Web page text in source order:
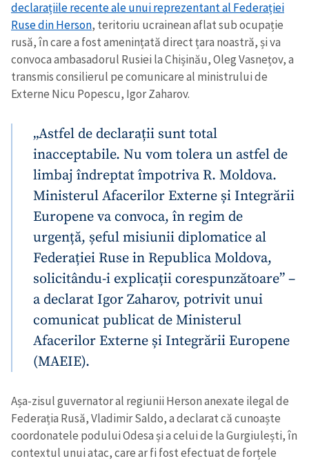
declarațiile recente ale unui reprezentant al Federației
Ruse din Herson, teritoriu ucrainean aflat sub ocupație
rusă, în care a fost amenințată direct țara noastră, și va
convoca ambasadorul Rusiei la Chișinău, Oleg Vasnețov, a
transmis consilierul pe comunicare al ministrului de
Externe Nicu Popescu, Igor Zaharov.
„Astfel de declarații sunt total
inacceptabile. Nu vom tolera un astfel de
limbaj îndreptat împotriva R. Moldova.
Ministerul Afacerilor Externe și Integrării
Europene va convoca, în regim de
urgență, șeful misiunii diplomatice al
Federației Ruse in Republica Moldova,
solicitându-i explicații corespunzătoare” –
a declarat Igor Zaharov, potrivit unui
comunicat publicat de Ministerul
Afacerilor Externe și Integrării Europene
(MAEIE).
Așa-zisul guvernator al regiunii Herson anexate ilegal de
Federația Rusă, Vladimir Saldo, a declarat că cunoaște
coordonatele podului Odesa și a celui de la Gurgiulești, în
contextul unui atac, care ar fi fost efectuat de forțele